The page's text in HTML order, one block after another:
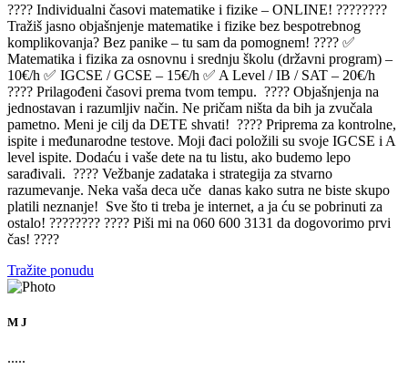
???? Individualni časovi matematike i fizike – ONLINE! ????????
Tražiš jasno objašnjenje matematike i fizike bez bespotrebnog
komplikovanja? Bez panike – tu sam da pomognem! ???? ✅
Matematika i fizika za osnovnu i srednju školu (državni program) –
10€/h ✅ IGCSE / GCSE – 15€/h ✅ A Level / IB / SAT – 20€/h
???? Prilagođeni časovi prema tvom tempu. ???? Objašnjenja na
jednostavan i razumljiv način. Ne pričam ništa da bih ja zvučala
pametno. Meni je cilj da DETE shvati! ???? Priprema za kontrolne,
ispite i međunarodne testove. Moji đaci položili su svoje IGCSE i A
level ispite. Dodaću i vaše dete na tu listu, ako budemo lepo
sarađivali. ???? Vežbanje zadataka i strategija za stvarno
razumevanje. Neka vaša deca uče danas kako sutra ne biste skupo
platili neznanje! Sve što ti treba je internet, a ja ću se pobrinuti za
ostalo! ???????? ???? Piši mi na 060 600 3131 da dogovorimo prvi
čas! ????
Tražite ponudu
M J
.....